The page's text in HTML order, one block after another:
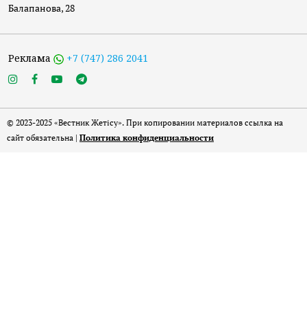
Балапанова, 28
Реклама +7 (747) 286 2041
© 2023-2025 «Вестник Жетісу». При копировании материалов ссылка на
сайт обязательна | Политика конфиденциальности